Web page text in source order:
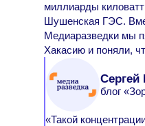
миллиарды
Шушенская ГЭС.
Медиаразведки мы
Хакасию и поняли,
Сергей
блог
«Такой